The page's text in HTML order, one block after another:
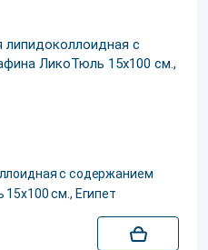
с содержанием
см., Египет